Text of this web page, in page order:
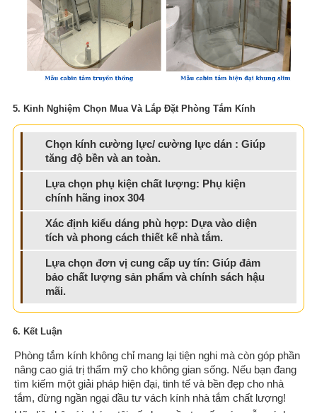
5. Kinh Nghiệm Chọn Mua Và Lắp Đặt Phòng Tắm Kính
Chọn kính cường lực/ cường lực dán : Giúp
tăng độ bền và an toàn.
Lựa chọn phụ kiện chất lượng: Phụ kiện
chính hãng inox 304
Xác định kiểu dáng phù hợp: Dựa vào diện
tích và phong cách thiết kế nhà tắm.
Lựa chọn đơn vị cung cấp uy tín: Giúp đảm
bảo chất lượng sản phẩm và chính sách hậu
mãi.
6. Kết Luận
Phòng tắm kính không chỉ mang lại tiện nghi mà còn góp phần
nâng cao giá trị thẩm mỹ cho không gian sống. Nếu bạn đang
tìm kiếm một giải pháp hiện đại, tinh tế và bền đẹp cho nhà
tắm, đừng ngần ngại đầu tư vách kính nhà tắm chất lượng!